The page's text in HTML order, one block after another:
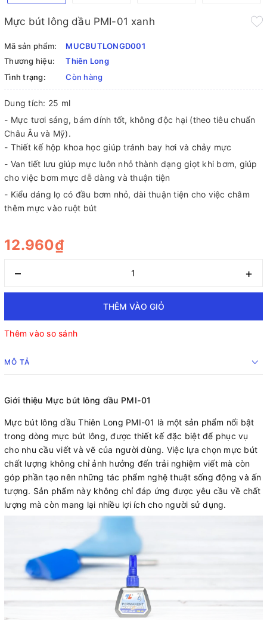
Mực bút lông dầu PMI-01 xanh
Mã sản phẩm:
MUCBUTLONGD001
Thương hiệu:
Thiên Long
Tình trạng:
Còn hàng
Dung tích: 25 ml
- Mực tươi sáng, bám dính tốt, không độc hại (theo tiêu chuẩn
Châu Âu và Mỹ).
- Thiết kế hộp khoa học giúp tránh bay hơi và chảy mực
- Van tiết lưu giúp mực luôn nhỏ thành dạng giọt khi bơm, giúp
cho việc bơm mực dễ dàng và thuận tiện
- Kiểu dáng lọ có đầu bơm nhỏ, dài thuận tiện cho việc châm
thêm mực vào ruột bút
12.960₫
– +
THÊM VÀO GIỎ
Thêm vào so sánh
MÔ TẢ
Giới thiệu Mực bút lông dầu PMI-01
Mực bút lông dầu Thiên Long PMI-01 là một sản phẩm nổi bật
trong dòng mực bút lông, được thiết kế đặc biệt để phục vụ
cho nhu cầu viết và vẽ của người dùng. Việc lựa chọn mực bút
chất lượng không chỉ ảnh hưởng đến trải nghiệm viết mà còn
góp phần tạo nên những tác phẩm nghệ thuật sống động và ấn
tượng. Sản phẩm này không chỉ đáp ứng được yêu cầu về chất
lượng mà còn mang lại nhiều lợi ích cho người sử dụng.